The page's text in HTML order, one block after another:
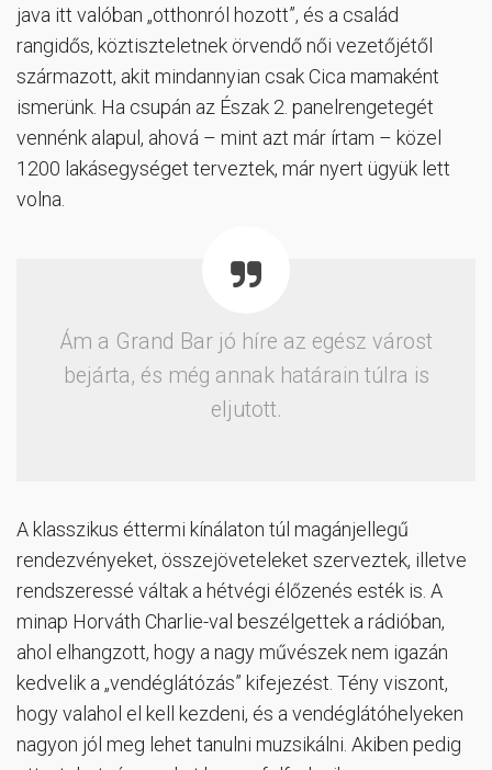
java itt valóban „otthonról hozott”, és a család
rangidős, köztiszteletnek örvendő női vezetőjétől
származott, akit mindannyian csak Cica mamaként
ismerünk. Ha csupán az Észak 2. panelrengetegét
vennénk alapul, ahová – mint azt már írtam – közel
1200 lakásegységet terveztek, már nyert ügyük lett
volna.
Ám a Grand Bar jó híre az egész várost
bejárta, és még annak határain túlra is
eljutott.
A klasszikus éttermi kínálaton túl magánjellegű
rendezvényeket, összejöveteleket szerveztek, illetve
rendszeressé váltak a hétvégi élőzenés esték is. A
minap Horváth Charlie-val beszélgettek a rádióban,
ahol elhangzott, hogy a nagy művészek nem igazán
kedvelik a „vendéglátózás” kifejezést. Tény viszont,
hogy valahol el kell kezdeni, és a vendéglátóhelyeken
nagyon jól meg lehet tanulni muzsikálni. Akiben pedig